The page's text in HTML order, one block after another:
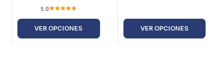
5.0
VER OPCIONES VER OPCIONES